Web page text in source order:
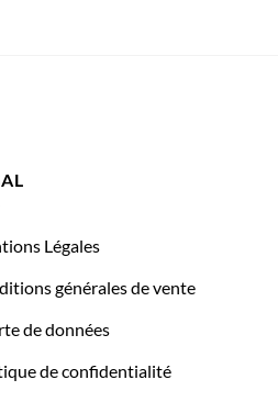
Légales
générales de vente
de données
de confidentialité